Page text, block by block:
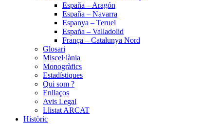
España – Aragón
España – Navarra
Espanya – Teruel
España – Valladolid
França – Catalunya Nord
Glosari
Miscel·lània
Monogràfics
Estadístiques
Qui som ?
Enllaços
Avis Legal
Llistat ARCAT
Històric